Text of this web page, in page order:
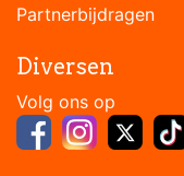
Partnerbijdragen
Diversen
Volg